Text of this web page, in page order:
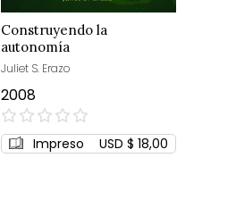
Construyendo la
autonomía
Juliet S. Erazo
2008
0%
Impreso USD $ 18,00